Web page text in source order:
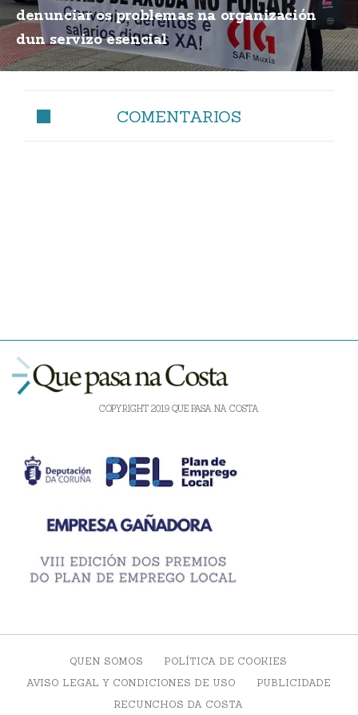
denunciar os problemas na organización
dun servizo esencial
COMENTARIOS
COPYRIGHT 2019 QUE PASA NA COSTA
QUEN SOMOS
POLÍTICA DE COOKIES
AVISO LEGAL Y CONDICIONES DE USO
PUBLICIDADE
RECUNCHOS DA COSTA